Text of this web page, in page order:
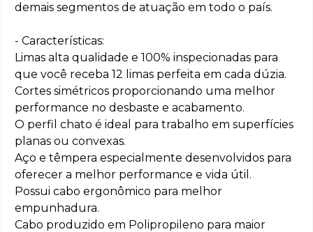
demais segmentos de atuação em todo o país.
- Características:
Limas alta qualidade e 100% inspecionadas para
que você receba 12 limas perfeita em cada dúzia.
Cortes simétricos proporcionando uma melhor
performance no desbaste e acabamento.
O perfil chato é ideal para trabalho em superfícies
planas ou convexas.
Aço e têmpera especialmente desenvolvidos para
oferecer a melhor performance e vida útil.
Possui cabo ergonômico para melhor
empunhadura.
Cabo produzido em Polipropileno para maior